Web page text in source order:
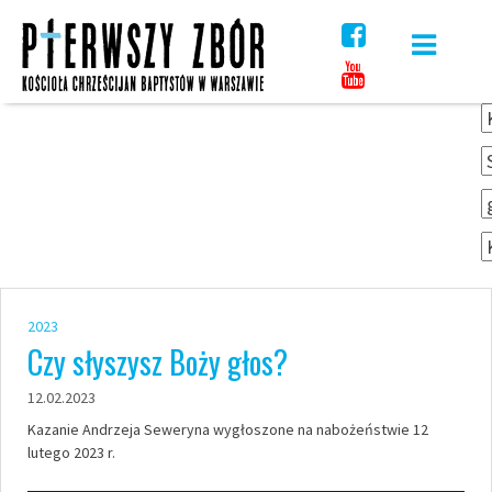
content
2023
Czy słyszysz Boży głos?
12.02.2023
Kazanie Andrzeja Seweryna wygłoszone na nabożeństwie 12
lutego 2023 r.